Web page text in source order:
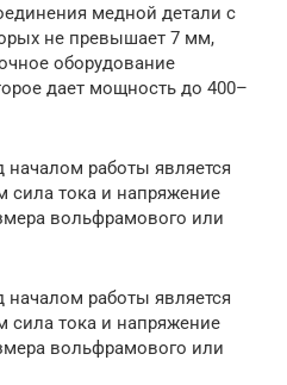
медной детали с
не превышает 7 мм,
оборудование
дает мощность до 400–
началом работы является
тока и напряжение
вольфрамового или
началом работы является
тока и напряжение
вольфрамового или